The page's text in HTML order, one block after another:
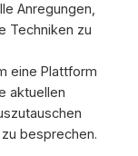
Anregungen,
Techniken zu
eine Plattform
aktuellen
besprechen.